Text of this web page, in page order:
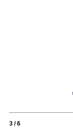
3 / 6